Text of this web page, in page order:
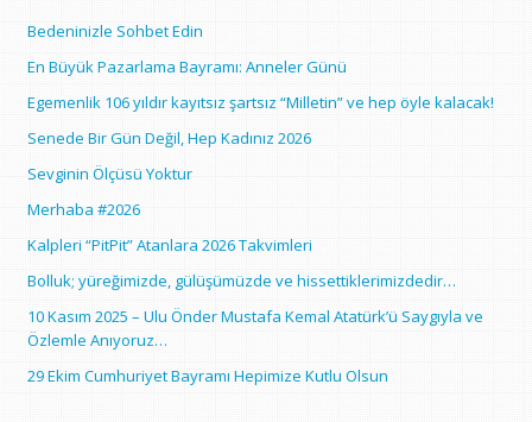
Bedeninizle Sohbet Edin
En Büyük Pazarlama Bayramı: Anneler Günü
Egemenlik 106 yıldır kayıtsız şartsız “Milletin” ve hep öyle kalacak!
Senede Bir Gün Değil, Hep Kadınız 2026
Sevginin Ölçüsü Yoktur
Merhaba #2026
Kalpleri “PitPit” Atanlara 2026 Takvimleri
Bolluk; yüreğimizde, gülüşümüzde ve hissettiklerimizdedir…
10 Kasım 2025 – Ulu Önder Mustafa Kemal Atatürk’ü Saygıyla ve
Özlemle Anıyoruz…
29 Ekim Cumhuriyet Bayramı Hepimize Kutlu Olsun